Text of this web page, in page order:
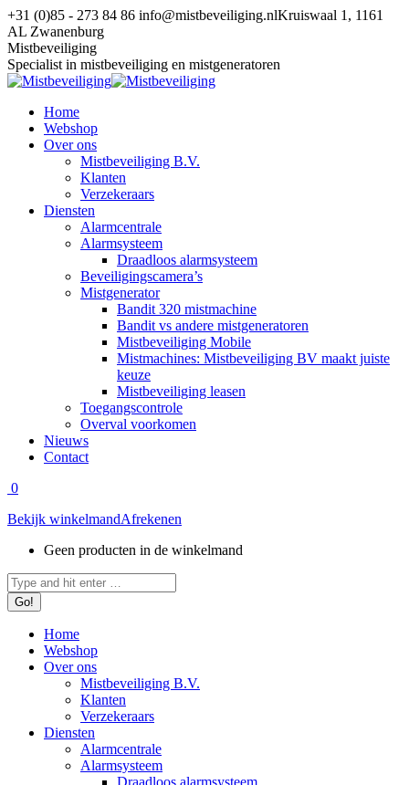
Spring
naar
content
+31 (0)85 - 273 84 86 info@mistbeveiliging.nlKruiswaal 1, 1161
AL Zwanenburg
Facebook
page
opens
new
window
YouTube
page
opens
new
window
X
page
opens
new
window
Mistbeveiliging
Specialist in mistbeveiliging en mistgeneratoren
Home
Webshop
Over ons
Mistbeveiliging B.V.
Klanten
Verzekeraars
Diensten
Alarmcentrale
Alarmsysteem
Draadloos alarmsysteem
Beveiligingscamera’s
Mistgenerator
Bandit 320 mistmachine
Bandit vs andere mistgeneratoren
Mistbeveiliging Mobile
Mistmachines: Mistbeveiliging BV maakt juiste
keuze
Mistbeveiliging leasen
Toegangscontrole
Overval voorkomen
Nieuws
Contact
0
Bekijk winkelmandAfrekenen
Geen producten in de winkelmand
Zoeken:
Home
Webshop
Over ons
Mistbeveiliging B.V.
Klanten
Verzekeraars
Diensten
Alarmcentrale
Alarmsysteem
Draadloos alarmsysteem